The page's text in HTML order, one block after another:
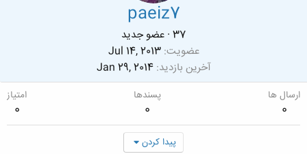
paeiz7
عضو جدید · 37
عضویت Jul 14, 2013
آخرین بازدید Jan 29, 2014
ارسال ها
0
پسندها
0
امتیاز
0
پیدا کردن